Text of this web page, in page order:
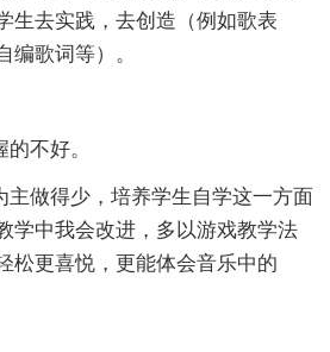
生去实践，去创造（例如歌表
编歌词等）。
不好。
主做得少，培养学生自学这一方面
学中我会改进，多以游戏教学法
松更喜悦，更能体会音乐中的